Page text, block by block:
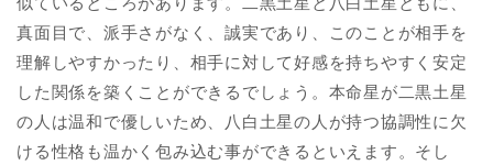
真面目で、派手さがなく、誠実であり、このことが相手を
理解しやすかったり、相手に対して好感を持ちやすく安定
した関係を築くことができるでしょう。本命星が二黒土星
の人は温和で優しいため、八白土星の人が持つ協調性に欠
ける性格も温かく包み込む事ができるといえます。そし